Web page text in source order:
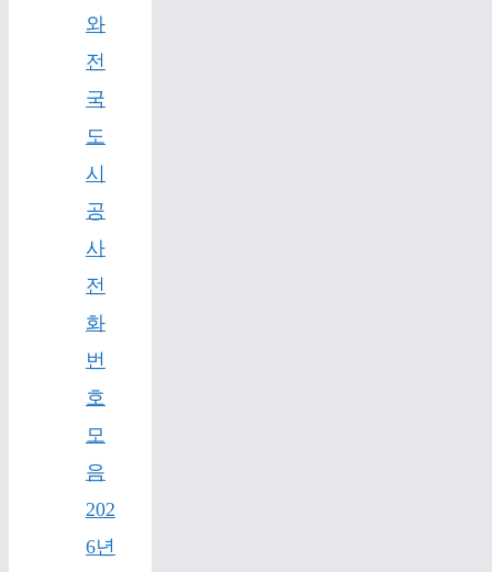
와
전
국
도
시
공
사
전
화
번
호
모
음
202
6년